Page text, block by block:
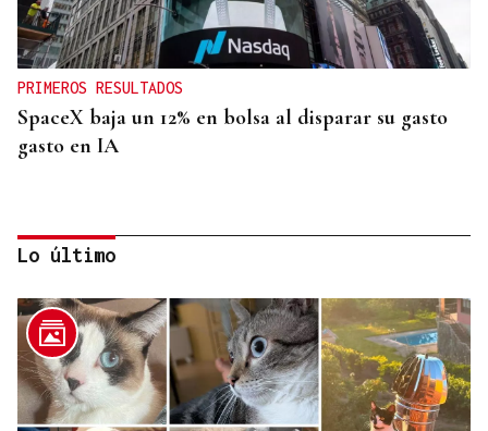
PRIMEROS RESULTADOS
SpaceX baja un 12% en bolsa al disparar su gasto
gasto en IA
Lo último